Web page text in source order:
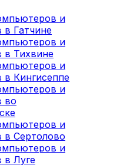
и
в Гатчине
и
в Тихвине
и
в Кингисеппе
и
во
и
в Сертолово
и
в Луге